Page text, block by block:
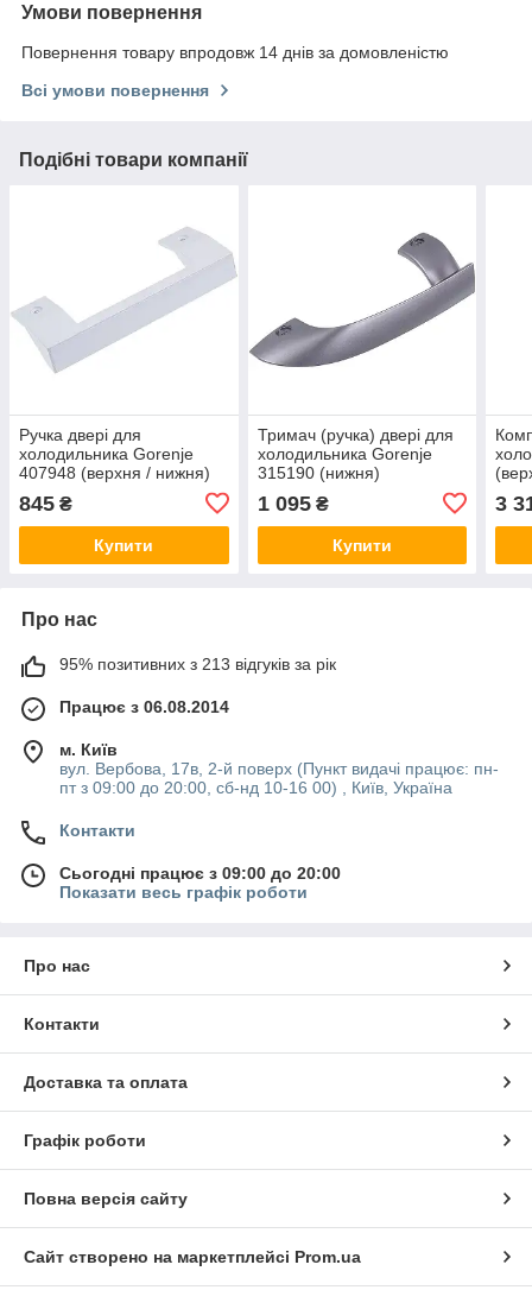
Умови повернення
Повернення товару впродовж 14 днів за домовленістю
Всі умови повернення
Подібні товари компанії
Ручка двері для
холодильника Gorenje
407948 (верхня / нижня)
845 ₴
Купити
Тримач (ручка) двері для
холодильника Gorenje
315190 (нижня)
1 095₴
Купити
3
Про нас
95% позитивних з 213 відгуків за рік
Працює з 06.08.2014
м. Київ
вул. Вербова, 17в, 2-й поверх (Пункт видачі працює: пн-
пт з 09:00 до 20:00, сб-нд 10-16 00) , Київ, Україна
Контакти
Сьогодні працює з 09:00 до 20:00
Показати весь графік роботи
Про нас
Контакти
Доставка та оплата
Графік роботи
Повна версія сайту
Сайт створено на маркетплейсі Prom.ua